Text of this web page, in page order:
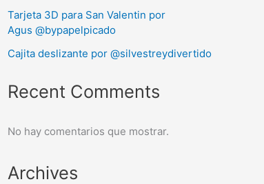
Tarjeta 3D para San Valentin por
Agus @bypapelpicado
Cajita deslizante por @silvestreydivertido
Recent Comments
No hay comentarios que mostrar.
Archives